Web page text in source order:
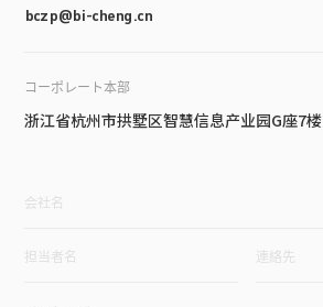
bczp@bi-cheng.cn
コーポレート本部
浙江省杭州市拱墅区智慧信息产业园G座7楼